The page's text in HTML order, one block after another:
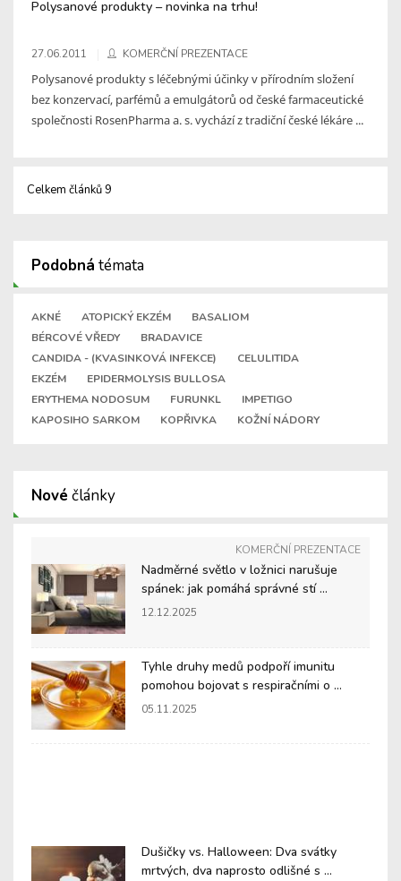
Polysanové produkty – novinka na trhu!
27.06.2011 KOMERČNÍ PREZENTACE
Polysanové produkty s léčebnými účinky v přírodním složení
bez konzervací, parfémů a emulgátorů od české farmaceutické
společnosti RosenPharma a. s. vychází z tradiční české lékáre ...
Celkem článků 9
Podobná témata
AKNÉ ATOPICKÝ EKZÉM
BASALIOM
BÉRCOVÉ VŘEDY
BRADAVICE
CANDIDA - (KVASINKOVÁ INFEKCE)
CELULITIDA
EKZÉM
EPIDERMOLYSIS BULLOSA
ERYTHEMA NODOSUM
FURUNKL
IMPETIGO
KAPOSIHO SARKOM
KOPŘIVKA KOŽNÍ NÁDORY
Nové články
KOMERČNÍ PREZENTACE
Nadměrné světlo v ložnici narušuje
spánek: jak pomáhá správné stí ...
12.12.2025
Tyhle druhy medů podpoří imunitu
pomohou bojovat s respiračními o ...
05.11.2025
Dušičky vs. Halloween: Dva svátky
mrtvých, dva naprosto odlišné s ...